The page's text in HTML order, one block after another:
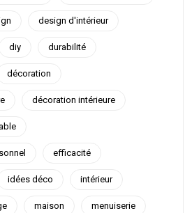
design d'intérieur
diy durabilité
décoration
décoration intérieure
efficacité
idées déco intérieur
maison menuiserie